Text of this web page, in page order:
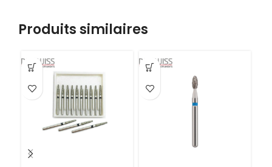
Produits similaires